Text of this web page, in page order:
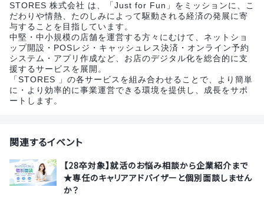
STORES 株式会社 は、「Just for Fun」をミッションに、こ
だわりや情熱、たのしみによって駆動される経済の発展に寄
与することを目指しています。
中堅・中小規模の店舗を運営する方々にむけて、ネットショ
ップ開設・POSレジ・キャッシュレス決済・オンライン予約
システム・アプリ作成など、お店のデジタル化を総合的に支
援するサービスを展開。
「STORES 」の各サービスを組み合わせることで、より簡単
に・より効率的に事業運営できる環境を提供し、成長をサポ
ートします。
関連するイベント
【28卒対象】就活のお悩み相談から企業紹介まで
★専任のキャリアアドバイザーと個別面談しません
か？